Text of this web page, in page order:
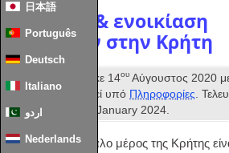
日本語
Português
Deutsch
Italiano
اردو
Nederlands
Οδήγηση & ενοικίαση
οχημάτων στην Κρήτη
Που δημοσιεύθηκε 14ου Αύγουστος 2020
Σκάιφ &κατατεθεί υπό Πληροφορίες .
ενημέρωση
th January 2024
Για να δείτε μεγάλο μέρος της Κρήτης